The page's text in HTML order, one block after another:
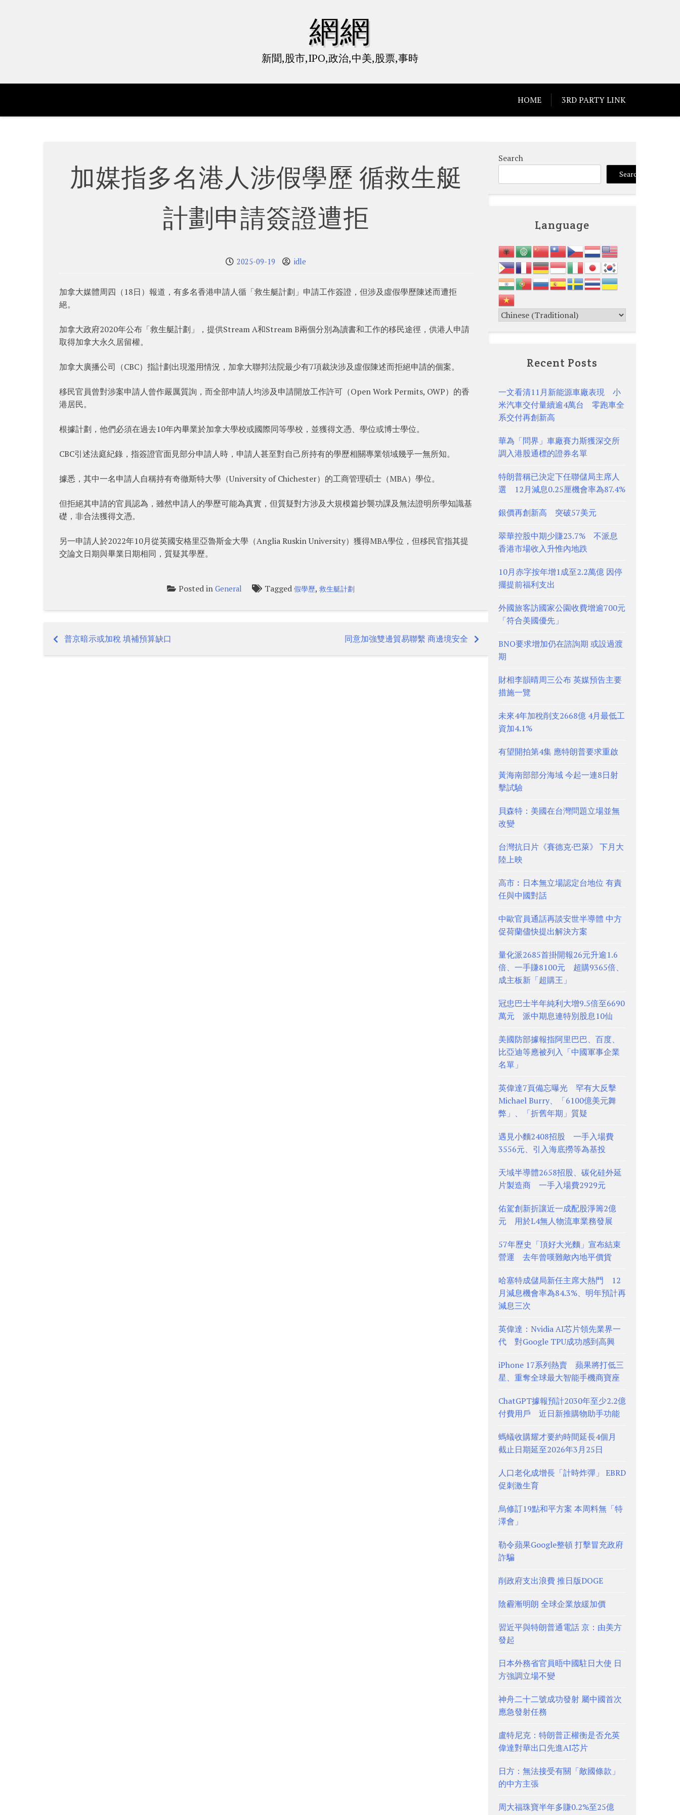
網網
新聞,股市,IPO,政治,中美,股票,事時
HOME 3RD PARTY LINK
加媒指多名港人涉假學歷 循救生艇
計劃申請簽證遭拒
2025-09-19 idle
加拿大媒體周四（18日）報道，有多名香港申請人循「救生艇計劃」申請工作簽證，但涉及虛假學歷陳述而遭拒
絕。
加拿大政府2020年公布「救生艇計劃」，提供Stream A和Stream B兩個分別為讀書和工作的移民途徑，供港人申請
取得加拿大永久居留權。
加拿大廣播公司（CBC）指計劃出現濫用情況，加拿大聯邦法院最少有7項裁決涉及虛假陳述而拒絕申請的個案。
移民官員曾對涉案申請人曾作嚴厲質詢，而全部申請人均涉及申請開放工作許可（Open Work Permits, OWP）的香
港居民。
根據計劃，他們必須在過去10年內畢業於加拿大學校或國際同等學校，並獲得文憑、學位或博士學位。
CBC引述法庭紀錄，指簽證官面見部分申請人時，申請人甚至對自己所持有的學歷相關專業領域幾乎一無所知。
據悉，其中一名申請人自稱持有奇徹斯特大學（University of Chichester）的工商管理碩士（MBA）學位。
但拒絕其申請的官員認為，雖然申請人的學歷可能為真實，但質疑對方涉及大規模篇抄襲功課及無法證明所學知識基
礎，非合法獲得文憑。
另一申請人於2022年10月從英國安格里亞魯斯金大學（Anglia Ruskin University）獲得MBA學位，但移民官指其提
交論文日期與畢業日期相同，質疑其學歷。
Posted inGeneral Tagged假學歷,救生艇計劃
Post
普京暗示或加稅 填補預算缺口 同意加強雙邊貿易聯繫 商邊境安全
Search
Search
Language
Recent Posts
一文看清11月新能源車廠表現 小
米汽車交付量續逾4萬台 零跑車全
系交付再創新高
華為「問界」車廠賽力斯獲深交所
調入港股通標的證券名單
特朗普稱已決定下任聯儲局主席人
選 12月減息0.25厘機會率為87.4%
銀價再創新高 突破57美元
翠華控股中期少賺23.7% 不派息
香港市場收入升惟內地跌
10月赤字按年增1成至2.2萬億 因停
擺提前福利支出
外國旅客訪國家公園收費增逾700元
「符合美國優先」
BNO要求增加仍在諮詢期 或設過渡
期
財相李韻晴周三公布 英媒預告主要
措施一覽
未來4年加稅削支2668億 4月最低工
資加4.1%
有望開拍第4集 應特朗普要求重啟
黃海南部部分海域 今起一連8日射
擊試驗
貝森特：美國在台灣問題立場並無
改變
台灣抗日片《賽德克·巴萊》 下月大
陸上映
高市︰日本無立場認定台地位 有責
任與中國對話
中歐官員通話再談安世半導體 中方
促荷蘭儘快提出解決方案
量化派2685首掛開報26元升逾1.6
倍、一手賺8100元 超購9365倍、
成主板新「超購王」
冠忠巴士半年純利大增9.5倍至6690
萬元 派中期息連特別股息10仙
美國防部據報指阿里巴巴、百度、
比亞迪等應被列入「中國軍事企業
名單」
英偉達7頁備忘曝光 罕有大反擊
Michael Burry、「6100億美元舞
弊」、「折舊年期」質疑
遇見小麵2408招股 一手入場費
3556元、引入海底撈等為基投
天域半導體2658招股、碳化硅外延
片製造商 一手入場費2929元
佑駕創新折讓近一成配股淨籌2億
元 用於L4無人物流車業務發展
57年歷史「頂好大光麵」宣布結束
營運 去年曾嘆難敵內地平價貨
哈塞特成儲局新任主席大熱門 12
月減息機會率為84.3%、明年預計再
減息三次
英偉達：Nvidia AI芯片領先業界一
代 對Google TPU成功感到高興
iPhone 17系列熱賣 蘋果將打低三
星、重奪全球最大智能手機商寶座
ChatGPT據報預計2030年至少2.2億
付費用戶 近日新推購物助手功能
螞蟻收購耀才要約時間延長4個月
截止日期延至2026年3月25日
人口老化成增長「計時炸彈」 EBRD
促刺激生育
烏修訂19點和平方案 本周料無「特
澤會」
勒令蘋果Google整頓 打擊冒充政府
詐騙
削政府支出浪費 推日版DOGE
陰霾漸明朗 全球企業放緩加價
習近平與特朗普通電話 京：由美方
發起
日本外務省官員晤中國駐日大使 日
方強調立場不變
神舟二十二號成功發射 屬中國首次
應急發射任務
盧特尼克：特朗普正權衡是否允英
偉達對華出口先進AI芯片
日方：無法接受有關「敵國條款」
的中方主張
周大福珠寶半年多賺0.2%至25億